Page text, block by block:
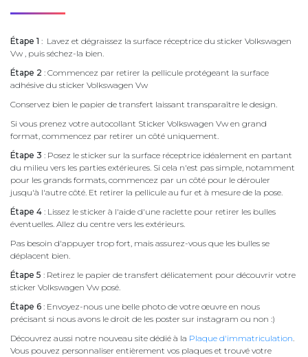
Étape 1 : Lavez et dégraissez la surface réceptrice du sticker Volkswagen
Vw , puis séchez-la bien.
Étape 2 : Commencez par retirer la pellicule protégeant la surface
adhésive du sticker Volkswagen Vw
Conservez bien le papier de transfert laissant transparaître le design.
Si vous prenez votre autocollant Sticker Volkswagen Vw en grand
format, commencez par retirer un côté uniquement.
Étape 3 : Posez le sticker sur la surface réceptrice idéalement en partant
du milieu vers les parties extérieures. Si cela n'est pas simple, notamment
pour les grands formats, commencez par un côté pour le dérouler
jusqu'à l'autre côté. Et retirer la pellicule au fur et à mesure de la pose.
Étape 4 : Lissez le sticker à l'aide d'une raclette pour retirer les bulles
éventuelles. Allez du centre vers les extérieurs.
Pas besoin d'appuyer trop fort, mais assurez-vous que les bulles se
déplacent bien.
Étape 5 : Retirez le papier de transfert délicatement pour découvrir votre
sticker Volkswagen Vw posé.
Étape 6 : Envoyez-nous une belle photo de votre œuvre en nous
précisant si nous avons le droit de les poster sur instagram ou non :)
Découvrez aussi notre nouveau site dédié à la Plaque d'immatriculation.
Vous pouvez personnaliser entièrement vos plaques et trouvé votre